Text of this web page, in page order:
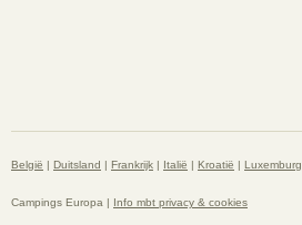
België | Duitsland | Frankrijk | Italië | Kroatië | Luxemburg
Campings Europa | Info mbt privacy & cookies